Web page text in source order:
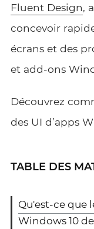
Fluent Design,
concevoir
écrans et des
et add-ons
Découvrez
des UI d’apps
TABLE DES
Qu'est-ce que
Windows 10